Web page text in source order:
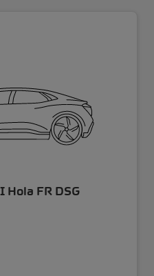
Hola FR DSG